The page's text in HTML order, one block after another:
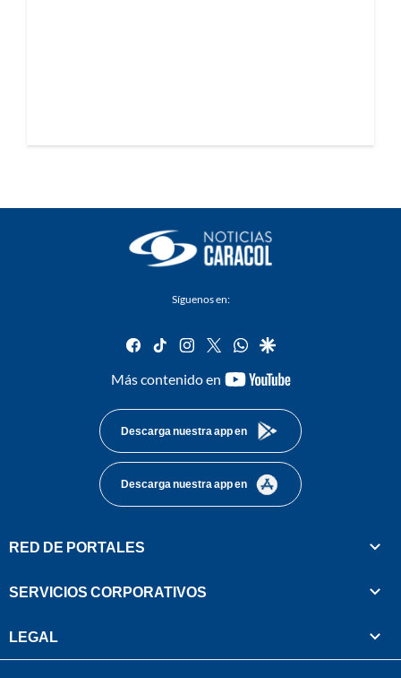
Síguenos en:
facebook
tiktok instagram
twitterwhatsapp
google
Más contenido en
youtube-
Descarga nuestra app en
Descarga nuestra app en
RED DE PORTALES
SERVICIOS CORPORATIVOS
LEGAL